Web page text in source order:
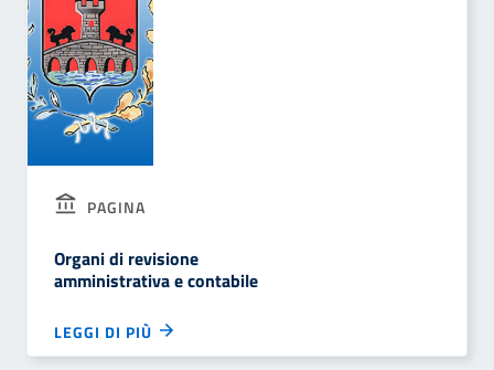
PAGINA
Organi di revisione
amministrativa e contabile
LEGGI DI PIÙ